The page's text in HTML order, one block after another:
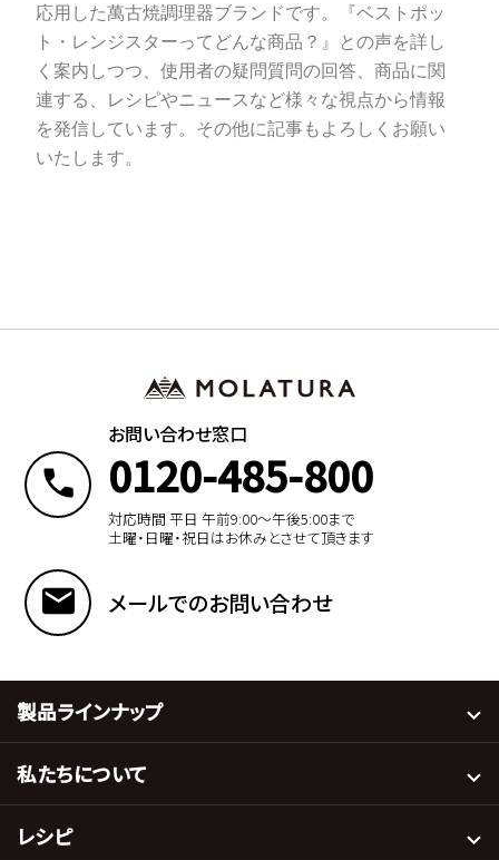
応用した萬古焼調理器ブランドです。『ベストポッ
ト・レンジスターってどんな商品？』との声を詳し
く案内しつつ、使用者の疑問質問の回答、商品に関
連する、レシピやニュースなど様々な視点から情報
を発信しています。その他に記事もよろしくお願い
いたします。
お問い合わせ窓口
0120-485-800
対応時間 平日 午前9:00〜午後5:00まで
土曜・日曜・祝日はお休みとさせて頂きます
メールでのお問い合わせ
製品ラインナップ
私たちについて
レシピ